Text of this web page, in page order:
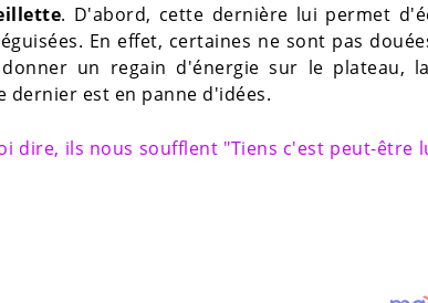
. D'abord, cette dernière lui permet
En effet, certaines ne sont pas
un regain d'énergie sur le plateau,
dernier est en panne d'idées.
dire, ils nous soufflent "Tiens c'est peut-être